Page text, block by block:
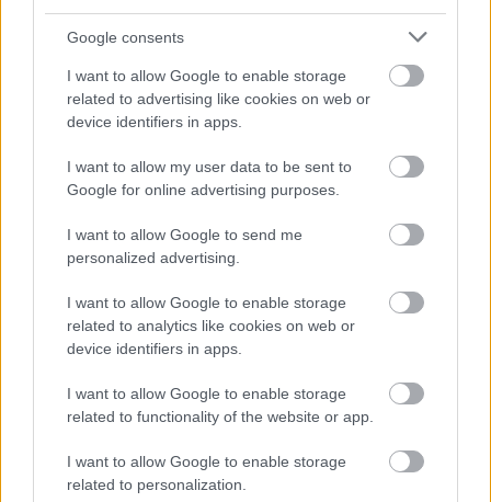
Google consents
I want to allow Google to enable storage
related to advertising like cookies on web or
device identifiers in apps.
I want to allow my user data to be sent to
Google for online advertising purposes.
I want to allow Google to send me
personalized advertising.
I want to allow Google to enable storage
related to analytics like cookies on web or
device identifiers in apps.
I want to allow Google to enable storage
related to functionality of the website or app.
I want to allow Google to enable storage
related to personalization.
Blake biztosan ˝bosszút áll˝ valamivel, és
természetesen így is történt! Boldog születésnapot,
Ryan, ezzel az orrtúrós képpel!